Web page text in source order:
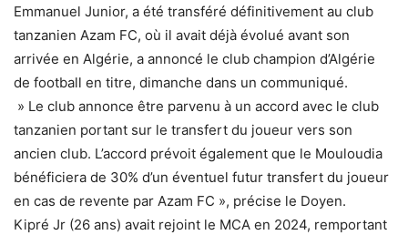
Emmanuel Junior, a été transféré définitivement au club
tanzanien Azam FC, où il avait déjà évolué avant son
arrivée en Algérie, a annoncé le club champion d’Algérie
de football en titre, dimanche dans un communiqué.
» Le club annonce être parvenu à un accord avec le club
tanzanien portant sur le transfert du joueur vers son
ancien club. L’accord prévoit également que le Mouloudia
bénéficiera de 30% d’un éventuel futur transfert du joueur
en cas de revente par Azam FC », précise le Doyen.
Kipré Jr (26 ans) avait rejoint le MCA en 2024, remportant